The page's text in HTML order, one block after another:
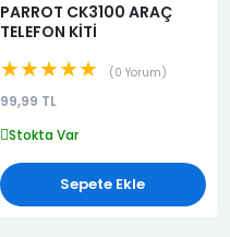
PARROT CK3100 ARAÇ
TELEFON KİTİ
★★★★★ 0 Yorum
99,99 TL
Stokta Var
Sepete Ekle